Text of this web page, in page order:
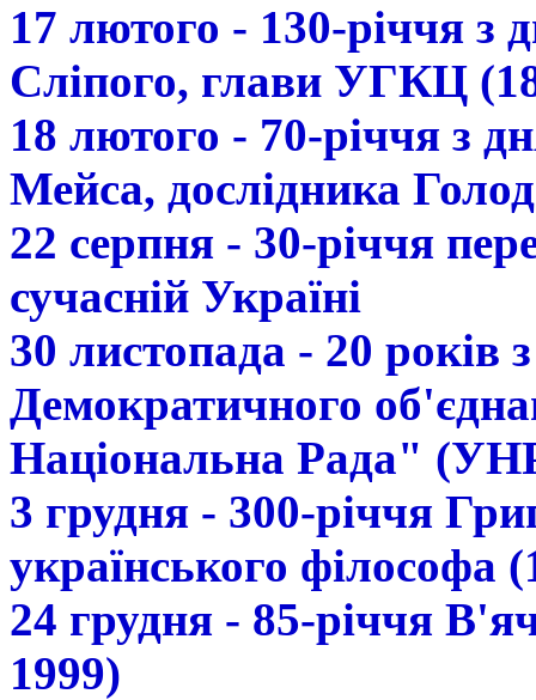
17 лютого - 130-річчя з
Сліпого, глави УГКЦ
18 лютого - 70-річчя з
Мейса, дослідника
22 серпня - 30-річчя
сучасній Україні
30 листопада - 20 років
Демократичного
Національна Рада"
3 грудня - 300-річчя
українського філософа
24 грудня - 85-річчя
1999)